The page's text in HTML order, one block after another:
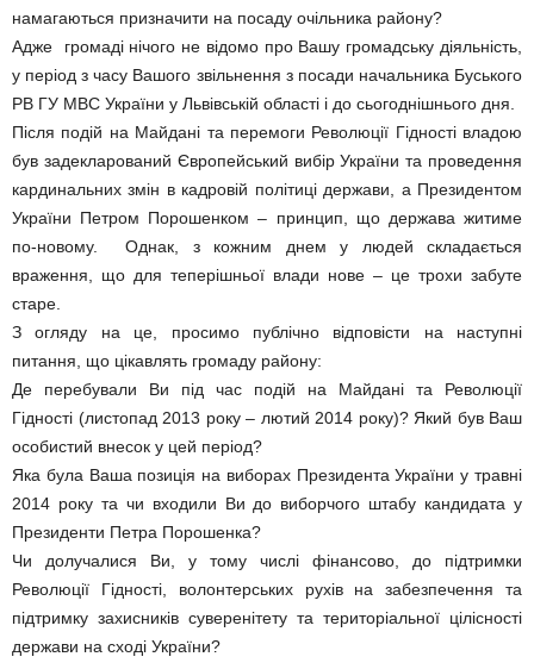
намагаються призначити на посаду очільника району?
Адже громаді нічого не відомо про Вашу громадську діяльність,
у період з часу Вашого звільнення з посади начальника Буського
РВ ГУ МВС України у Львівській області і до сьогоднішнього дня.
Після подій на Майдані та перемоги Революції Гідності владою
був задекларований Європейський вибір України та проведення
кардинальних змін в кадровій політиці держави, а Президентом
України Петром Порошенком – принцип, що держава житиме
по-новому. Однак, з кожним днем у людей складається
враження, що для теперішньої влади нове – це трохи забуте
старе.
З огляду на це, просимо публічно відповісти на наступні
питання, що цікавлять громаду району:
Де перебували Ви під час подій на Майдані та Революції
Гідності (листопад 2013 року – лютий 2014 року)? Який був Ваш
особистий внесок у цей період?
Яка була Ваша позиція на виборах Президента України у травні
2014 року та чи входили Ви до виборчого штабу кандидата у
Президенти Петра Порошенка?
Чи долучалися Ви, у тому числі фінансово, до підтримки
Революції Гідності, волонтерських рухів на забезпечення та
підтримку захисників суверенітету та територіальної цілісності
держави на сході України?